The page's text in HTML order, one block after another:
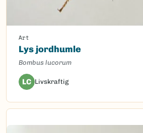
Art
Lys jordhumle
Bombus lucorum
LC Livskraftig